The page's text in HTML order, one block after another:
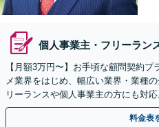
個人事業主・フリーラン
【月額3万円〜】お手頃な顧問契約
メ業界をはじめ、幅広い業界・業種
リーランスや個人事業主の方にも対
はお任せください
料金表